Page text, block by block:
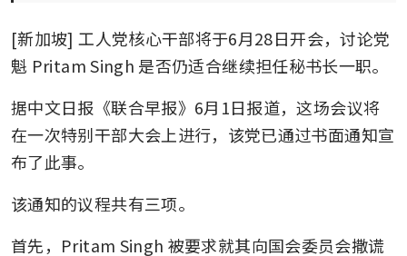
[新加坡] 工人党核心干部将于6月28日开会，讨论党
魁 Pritam Singh 是否仍适合继续担任秘书长一职。
据中文日报《联合早报》6月1日报道，这场会议将
在一次特别干部大会上进行，该党已通过书面通知宣
布了此事。
该通知的议程共有三项。
首先，Pritam Singh 被要求就其向国会委员会撒谎